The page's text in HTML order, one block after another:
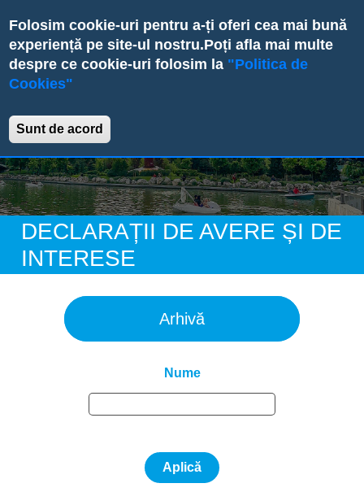
Folosim cookie-uri pentru a-ți oferi cea mai bună
experiență pe site-ul nostru.Poți afla mai multe
despre ce cookie-uri folosim la "Politica de
Cookies"
Sunt de acord
to
main
content
Primăria Sectorului 6
DECLARAȚII DE AVERE ȘI DE
INTERESE
Arhivă
Nume